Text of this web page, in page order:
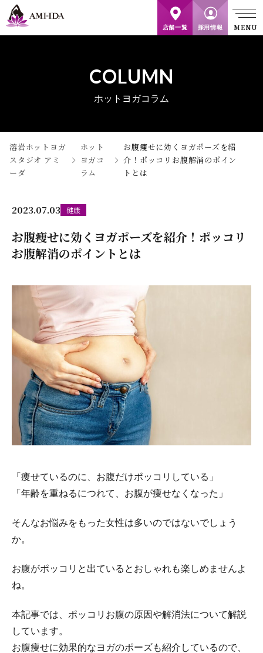
店舗一覧 採用情報
COLUMN
ホットヨガコラム
溶岩ホットヨガ
スタジオ アミ
ーダ
ホット
ヨガコ
ラム
お腹痩せに効くヨガポーズを紹
介！ポッコリお腹解消のポイン
トとは
2023.07.03 健康
お腹痩せに効くヨガポーズを紹介！ポッコリ
お腹解消のポイントとは
「痩せているのに、お腹だけポッコリしている」
「年齢を重ねるにつれて、お腹が痩せなくなった」
そんなお悩みをもった女性は多いのではないでしょう
か。
お腹がポッコリと出ているとおしゃれも楽しめませんよ
ね。
本記事では、ポッコリお腹の原因や解消法について解説
しています。
お腹痩せに効果的なヨガのポーズも紹介しているので、